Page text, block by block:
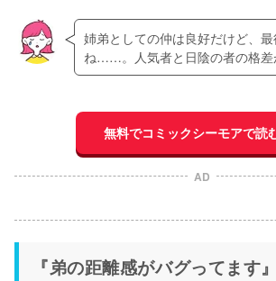
姉弟としての仲は良好だけど、最
ね……。人気者と日陰の者の格差
無料でコミックシーモアで読
AD
『弟の距離感がバグってます